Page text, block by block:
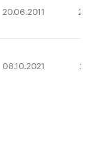
20.06.2011
08.10.2021